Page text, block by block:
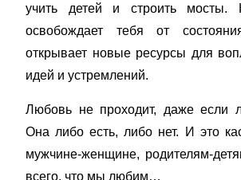
учить детей и строить мосты.
освобождает тебя от
открывает новые ресурсы для
идей и устремлений.
Любовь не проходит, даже если
Она либо есть, либо нет. И это
мужчине-женщине, родителям-
всего, что мы любим…